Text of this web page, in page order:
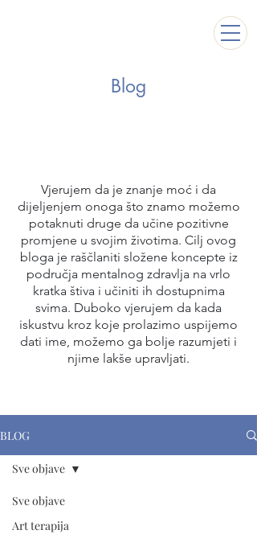
Blog
Vjerujem da je znanje moć i da
dijeljenjem onoga što znamo možemo
potaknuti druge da učine pozitivne
promjene u svojim životima. Cilj ovog
bloga je raščlaniti složene koncepte iz
područja mentalnog zdravlja na vrlo
kratka štiva i učiniti ih dostupnima
svima. Duboko vjerujem da kada
iskustvu kroz koje prolazimo uspijemo
dati ime, možemo ga bolje razumjeti i
njime lakše upravljati.
BLOG
Sve objave
Art terapija
Sve objave